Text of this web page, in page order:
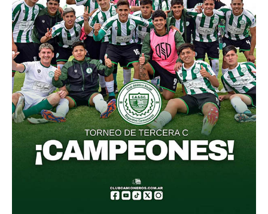
Secretaría de formación política-sindical
Secretaría de derechos humanos
Secretaría igualdad de oportunidades y género
Secretaría asuntos jurídicos
Secretaría de comunicación
Departamento de Ambiente